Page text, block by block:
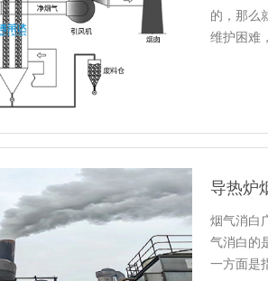
的，那么
维护困难
导热炉
烟气消白
气消白的
一方面是